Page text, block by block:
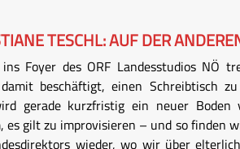
TESCHL: AUF DER
Foyer des ORF Landesstudios NÖ
beschäftigt, einen Schreibtisch
gerade kurzfristig ein neuer Boden
es gilt zu improvisieren – und so finden
wieder, wo wir über